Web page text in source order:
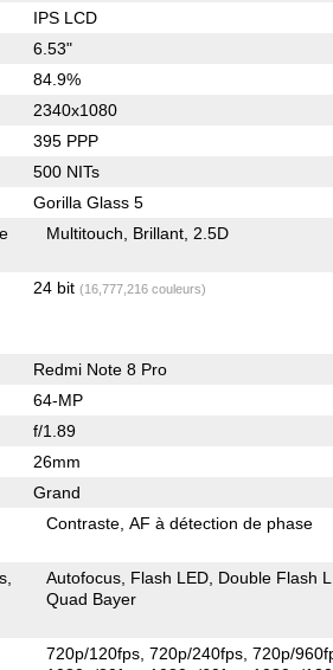
IPS LCD
6.53"
84.9%
2340x1080
395 PPP
500 NITs
Gorilla Glass 5
Multitouch Brillant 2.5D
24 bit (16,777,216 couleurs)
Redmi Note 8 Pro
64-MP
f/1.89
26mm
Grand
Contraste AF à détection de phase
Autofocus Flash LED Double Flash
Quad Bayer
720p/120fps 720p/240fps 720p/